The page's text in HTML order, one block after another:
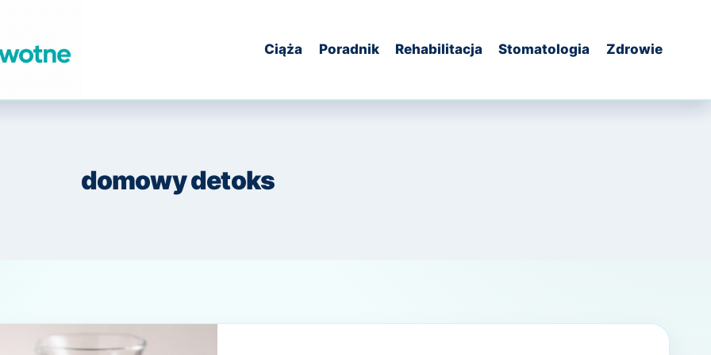
Ciąża Poradnik Rehabilitacja Stomatologia Zdrowie
domowy detoks